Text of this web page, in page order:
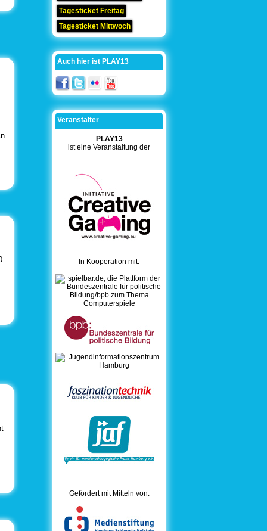
Tagesticket Freitag
Tagesticket Mittwoch
Auch hier ist PLAY13
Veranstalter
PLAY13
ist eine Veranstaltung der
In Kooperation mit:
Gefördert mit Mitteln von: